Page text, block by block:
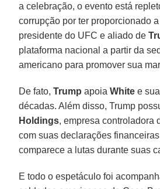
a celebração, o evento está
corrupção por ter proporcionado a
presidente do UFC e aliado de
plataforma nacional a partir da
americano para promover sua
De fato,Trump apoiaWhite e
décadas. Além disso, Trump
Holdings, empresa controladora
com suas declarações
comparece a lutas durante suas
E todo o espetáculo foi